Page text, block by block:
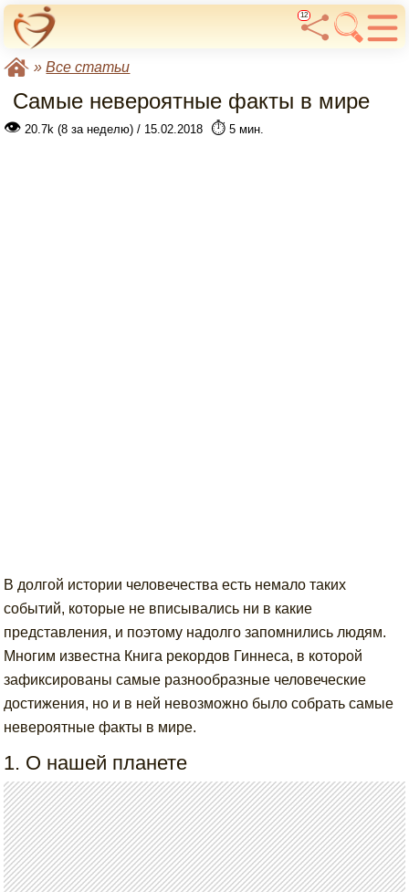
12
»Все статьи
Самые невероятные факты в мире
👁 20.7k (8 за неделю) / 15.02.2018 ⏱️ 5 мин.
В долгой истории человечества есть немало таких
событий, которые не вписывались ни в какие
представления, и поэтому надолго запомнились людям.
Многим известна Книга рекордов Гиннеса, в которой
зафиксированы самые разнообразные человеческие
достижения, но и в ней невозможно было собрать самые
невероятные факты в мире.
1. О нашей планете